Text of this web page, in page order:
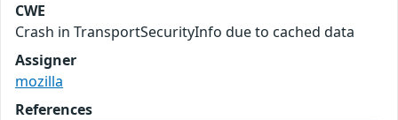
CWE
Crash in TransportSecurityInfo due to cached data
Assigner
mozilla
References